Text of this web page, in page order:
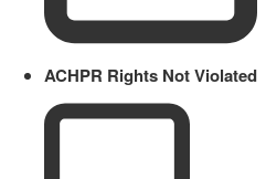
ACHPR Rights Not Violated